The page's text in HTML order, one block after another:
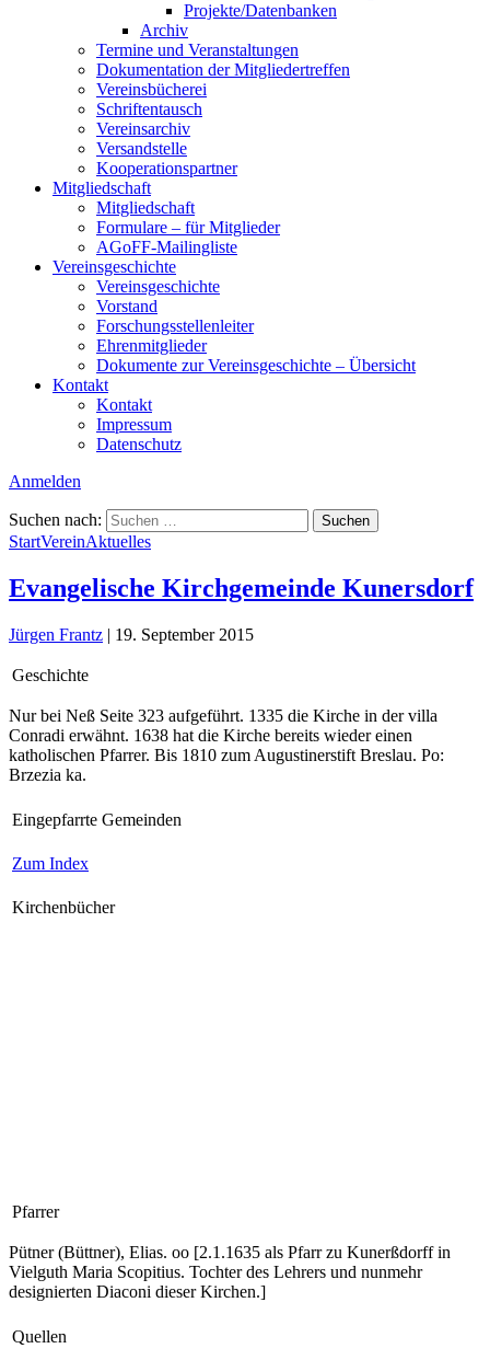
Projekte/Datenbanken
Archiv
Termine und Veranstaltungen
Dokumentation der Mitgliedertreffen
Vereinsbücherei
Schriftentausch
Vereinsarchiv
Versandstelle
Kooperationspartner
Mitgliedschaft
Mitgliedschaft
Formulare – für Mitglieder
AGoFF-Mailingliste
Vereinsgeschichte
Vereinsgeschichte
Vorstand
Forschungsstellenleiter
Ehrenmitglieder
Dokumente zur Vereinsgeschichte – Übersicht
Kontakt
Kontakt
Impressum
Datenschutz
Anmelden
Suchen nach:
StartVereinAktuelles
Evangelische Kirchgemeinde Kunersdorf
Jürgen Frantz | 19. September 2015
Geschichte
Nur bei Neß Seite 323 aufgeführt. 1335 die Kirche in der villa
Conradi erwähnt. 1638 hat die Kirche bereits wieder einen
katholischen Pfarrer. Bis 1810 zum Augustinerstift Breslau. Po:
Brzezia ka.
Eingepfarrte Gemeinden
Zum Index
Kirchenbücher
Pfarrer
Pütner (Büttner), Elias. oo [2.1.1635 als Pfarr zu Kunerßdorff in
Vielguth Maria Scopitius. Tochter des Lehrers und nunmehr
designierten Diaconi dieser Kirchen.]
Quellen